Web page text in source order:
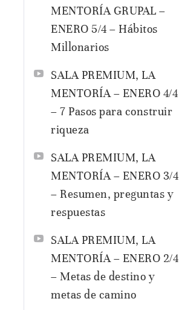
MENTORÍA GRUPAL –
ENERO 5/4 – Hábitos
Millonarios
SALA PREMIUM, LA
MENTORÍA – ENERO 4/4
– 7 Pasos para construir
riqueza
SALA PREMIUM, LA
MENTORÍA – ENERO 3/4
– Resumen, preguntas y
respuestas
SALA PREMIUM, LA
MENTORÍA – ENERO 2/4
– Metas de destino y
metas de camino